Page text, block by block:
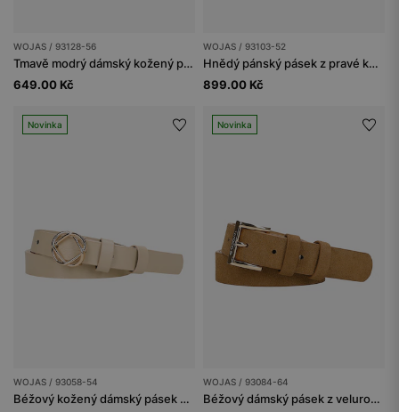
WOJAS / 93128-56
Tmavě modrý dámský kožený pásek se stříbrnou sponou
649.00 Kč
WOJAS / 93103-52
Hnědý pánský pásek z pravé kůže se stříbrnou sponou
899.00 Kč
Novinka
WOJAS / 93058-54
Béžový kožený dámský pásek se zlatou přezkou
Novinka
WOJAS / 93084-64
Béžový dámský pásek z velurové štípanky